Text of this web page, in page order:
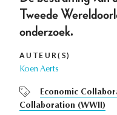
Tweede
onderzoek.
AUTEUR(S)
Koen Aerts
Economic
Collaboration (WWII)